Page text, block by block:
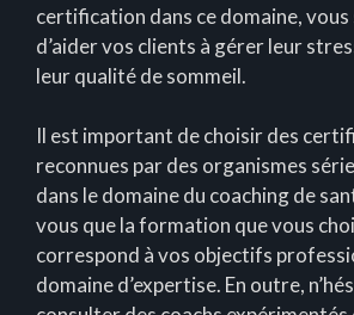
certification dans ce domaine, vous
d’aider vos clients à gérer leur
leur qualité de sommeil.
Il est important de choisir des
reconnues par des organismes
dans le domaine du coaching de
vous que la formation que vous
correspond à vos objectifs
domaine d’expertise. En outre,